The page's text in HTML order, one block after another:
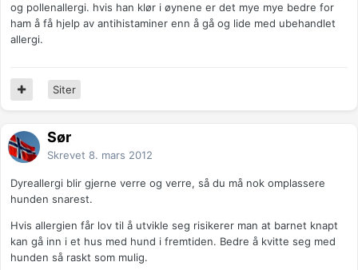
og pollenallergi. hvis han klør i øynene er det mye mye bedre for
ham å få hjelp av antihistaminer enn å gå og lide med ubehandlet
allergi.
Siter
Sør
Skrevet 8. mars 2012
Dyreallergi blir gjerne verre og verre, så du må nok omplassere
hunden snarest.
Hvis allergien får lov til å utvikle seg risikerer man at barnet knapt
kan gå inn i et hus med hund i fremtiden. Bedre å kvitte seg med
hunden så raskt som mulig.